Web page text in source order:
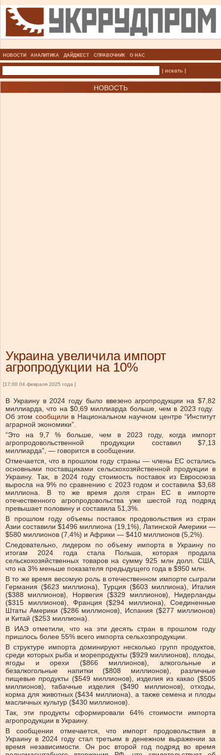
НОВОСТИ АНАЛИТИКА ДАЙДЖЕСТ СПРАВОЧНИК О НАС
| искать |
НОВОСТЬ
Украина увеличила импорт
агропродукции на 10%
[17:00 04 февраля 2025 года ]
В Украину в 2024 году было ввезено агропродукции на $7,82
миллиарда, что на $0,69 миллиарда больше, чем в 2023 году.
Об этом сообщили в Национальном научном центре “Институт
аграрной экономики”.
“Это на 9,7 % больше, чем в 2023 году, когда импорт
агропродовольственной продукции составил $7,13
миллиарда”, — говорится в сообщении.
Отмечается, что в прошлом году страны — члены ЕС остались
основными поставщиками сельскохозяйственной продукции в
Украину. Так, в 2024 году стоимость поставок из Евросоюза
выросла на 9% по сравнению с 2023 годом и составила $3,68
миллиона. В то же время доля стран ЕС в импорте
отечественного агропродовольства уже шестой год подряд
превышает половину и составила 51,3%.
В прошлом году объемы поставок продовольствия из стран
Азии составили $1496 миллиона (19,1%), Латинской Америки —
$580 миллионов (7,4%) и Африки — $410 миллионов (5,2%).
Следовательно, лидером по объему импорта в Украину по
итогам 2024 года стала Польша, которая продала
сельскохозяйственных товаров на сумму 925 млн долл. США,
что на 3% меньше показателя предыдущего года в $950 млн.
В то же время весомую роль в отечественном импорте сыграли
Германия ($623 миллиона), Турция ($603 миллиона), Италия
($388 миллионов), Норвегия ($329 миллионов), Нидерланды
($315 миллионов), Франция ($294 миллиона), Соединенные
Штаты Америки ($286 миллионов), Испания ($277 миллионов)
и Китай ($253 миллиона).
В ИАЭ отметили, что на эти десять стран в прошлом году
пришлось более 55% всего импорта сельхозпродукции.
В структуре импорта доминируют несколько групп продуктов,
среди которых рыба и морепродукты ($929 миллионов), плоды,
ягоды и орехи ($866 миллионов), алкогольные и
безалкогольные напитки ($808 миллионов), различные
пищевые продукты ($549 миллионов), изделия из какао ($505
миллионов), табачные изделия ($490 миллионов), отходы,
корма для животных ($434 миллиона), а также семена и плоды
масличных культур ($430 миллионов).
Так, эти продукты сформировали 64% стоимости импорта
агропродукции в Украину.
В сообщении отмечается, что импорт продовольствия в
Украину в 2024 году стал третьим в денежном выражении за
время независимости. Он рос второй год подряд во время